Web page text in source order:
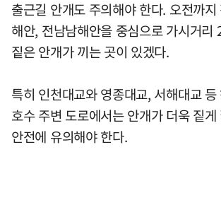
출근길 안개도 주의해야 한다. 오전까
해안, 전남남해안을 중심으로 가시거
짙은 안개가 끼는 곳이 있겠다.
특히 인천대교와 영종대교, 서해대교
호수 주변 도로에서는 안개가 더욱 짙
안전에 유의해야 한다.